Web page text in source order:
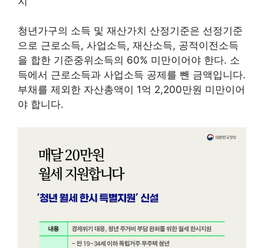
청년가구의 소득 및 재산가치 산정기준은 선정기준
으로 근로소득, 사업소득, 재산소득, 공적이전소득
을 합한 기준중위소득의 60% 미만이어야 한다. 소
득에서 근로소득과 사업소득 공제를 뺀 금액입니다.
부채를 제외한 자산총액이 1억 2,200만원 미만이어
야 합니다.